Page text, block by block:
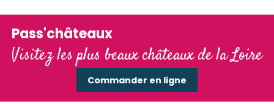
Le moulin de Lonlon
Pass'châteaux
Visitez les plus beaux châteaux de la Loire
Commander en ligne